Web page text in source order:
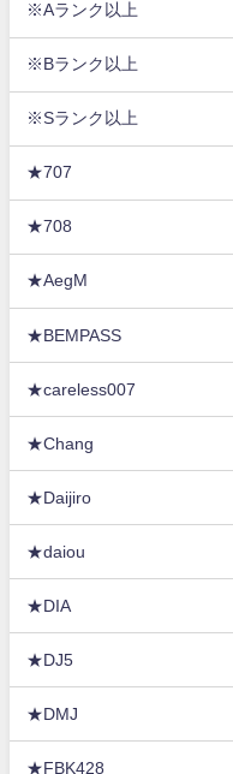
※Aランク以上
※Bランク以上
※Sランク以上
★707
★708
★AegM
★BEMPASS
★careless007
★Chang
★Daijiro
★daiou
★DIA
★DJ5
★DMJ
★FBK428